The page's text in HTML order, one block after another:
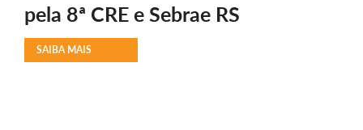
pela 8ª CRE e Sebrae RS
SAIBA MAIS